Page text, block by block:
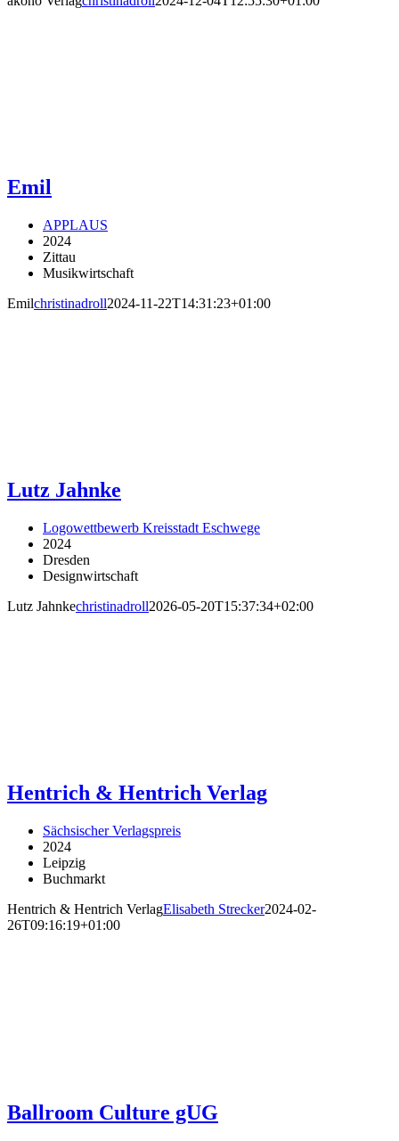
Emil
APPLAUS
2024
Zittau
Musikwirtschaft
Emilchristinadroll2024-11-22T14:31:23+01:00
Lutz Jahnke
Logowettbewerb Kreisstadt Eschwege
2024
Dresden
Designwirtschaft
Lutz Jahnkechristinadroll2026-05-20T15:37:34+02:00
Hentrich & Hentrich Verlag
Sächsischer Verlagspreis
2024
Leipzig
Buchmarkt
Hentrich & Hentrich VerlagElisabeth Strecker2024-02-
26T09:16:19+01:00
Ballroom Culture gUG